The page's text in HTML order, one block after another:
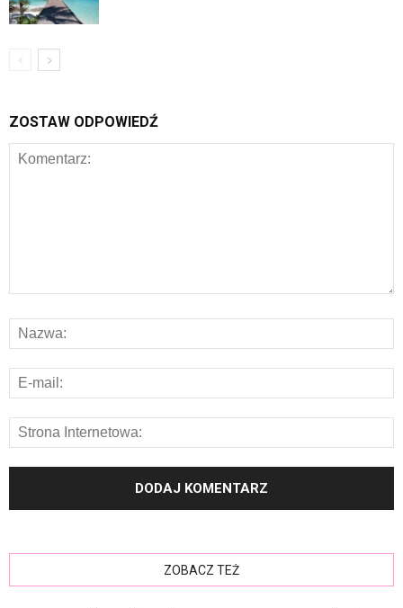
ZOSTAW ODPOWIEDŹ
ZOBACZ TEŻ